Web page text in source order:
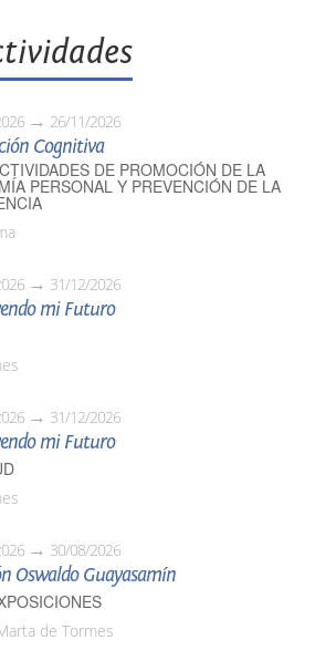
26/11/2026
Cognitiva
DE PROMOCIÓN DE LA
PERSONAL Y PREVENCIÓN DE LA
31/12/2026
mi Futuro
31/12/2026
mi Futuro
30/08/2026
Oswaldo Guayasamín
de Tormes